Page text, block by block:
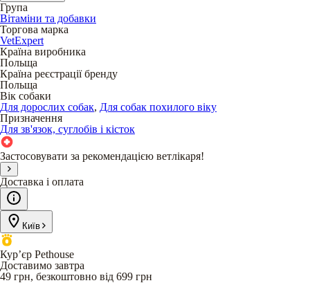
Група
Вітаміни та добавки
Торгова марка
VetExpert
Країна виробника
Польща
Країна реєстрації бренду
Польща
Вік собаки
Для дорослих собак, Для собак похилого віку
Призначення
Для зв'язок, суглобів і кісток
Застосовувати за рекомендацією ветлікаря!
Доставка і оплата
Київ
Кур’єр Pethouse
Доставимо завтра
49 грн, безкоштовно від 699 грн